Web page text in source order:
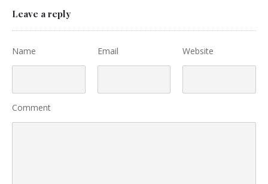
Leave a reply
Name Email Website
Comment